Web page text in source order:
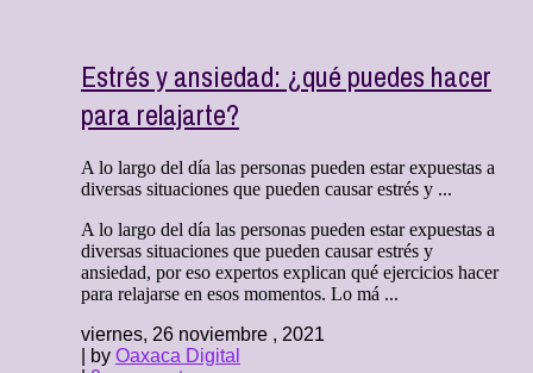
Estrés y ansiedad: ¿qué puedes hacer
para relajarte?
A lo largo del día las personas pueden estar expuestas a
diversas situaciones que pueden causar estrés y ...
A lo largo del día las personas pueden estar expuestas a
diversas situaciones que pueden causar estrés y
ansiedad, por eso expertos explican qué ejercicios hacer
para relajarse en esos momentos. Lo má ...
viernes, 26 noviembre , 2021
| by Oaxaca Digital